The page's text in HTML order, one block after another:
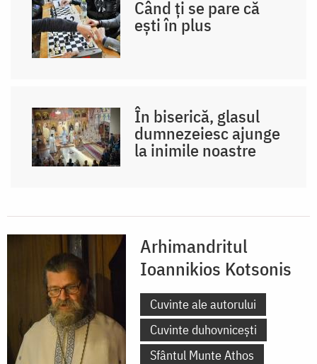
Când ți se pare că
ești în plus
În biserică, glasul
dumnezeiesc ajunge
la inimile noastre
Arhimandritul
Ioannikios Kotsonis
Cuvinte ale autorului
Cuvinte duhovnicești
Sfântul Munte Athos